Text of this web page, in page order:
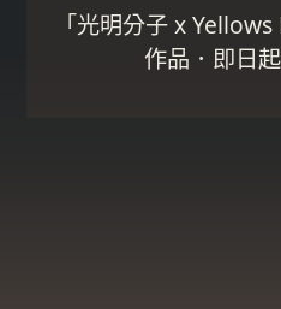
「光明分子 x
作品．即日